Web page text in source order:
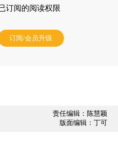
订阅的阅读权限
订阅/会员升级
责任编辑：陈慧颖
版面编辑：丁可